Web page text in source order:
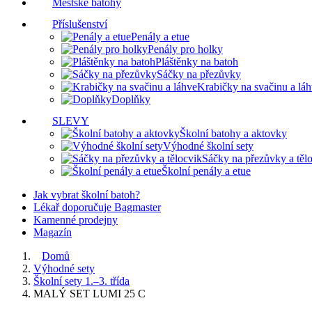
Příslušenství
Penály a etue
Penály pro holky
Pláštěnky na batoh
Sáčky na přezůvky
Krabičky na svačinu a
Doplňky
SLEVY
Školní batohy a aktovky
Výhodné školní sety
Sáčky na přezůvky a
Školní penály a etue
Jak vybrat školní batoh?
Lékař doporučuje Bagmaster
Kamenné prodejny
Magazín
Domů
Výhodné sety
Školní sety 1.–3. třída
MALÝ SET LUMI 25 C